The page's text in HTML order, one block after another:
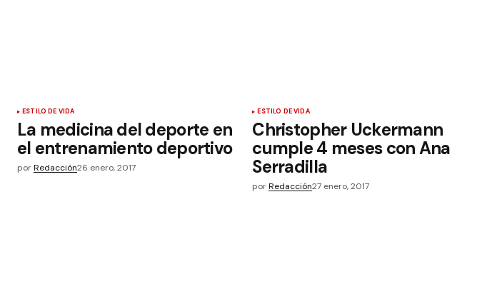
ESTILO DE VIDA
La medicina del deporte en
el entrenamiento deportivo
porRedacción26 enero, 2017
ESTILO DE VIDA
Christopher Uckermann
cumple 4 meses con Ana
Serradilla
por Redacción27 enero, 2017